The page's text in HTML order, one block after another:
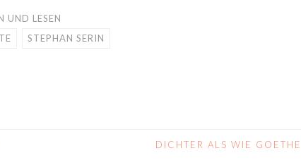
UND LESEN
STEPHAN SERIN
DICHTER ALS WIE GOETHE